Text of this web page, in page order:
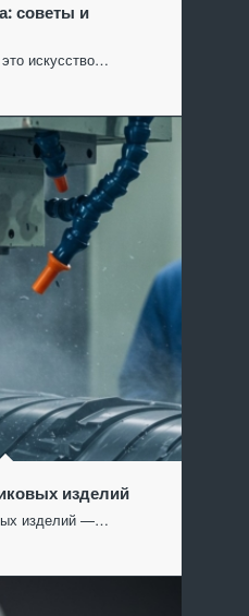
советы и
искусство…
изделий
изделий —…